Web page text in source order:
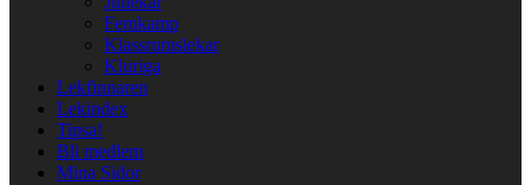
Femkamp
Klassrumslekar
Kluriga
Lekfinnaren
Lekindex
Tipsa!
Bli medlem
Mina Sidor